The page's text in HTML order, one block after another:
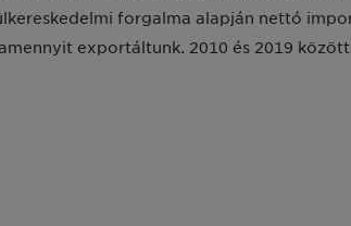
forgalma alapján nettó
exportáltunk. 2010 és 2019